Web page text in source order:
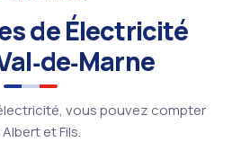
de Électricité
vous pouvez compter
et Fils.